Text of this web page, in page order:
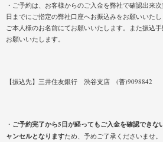
・ご予約は、お客様からのご入金を弊社で確認出来
日までにご指定の弊社口座へお振込みをお願いいた
ご本人様のお名前にてお願いいたします。また振込
お願いいたします。
【振込先】三井住友銀行 渋谷支店 (普)9098842
・ ご予約完了から5日が経ってもご入金を確認できな
ャンセルとなりますため、予めご了承くださいませ。